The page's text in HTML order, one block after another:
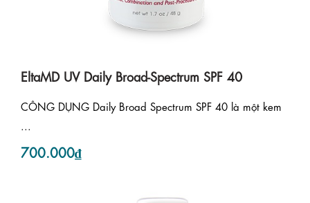
EltaMD UV Daily Broad-Spectrum SPF 40
CÔNG DỤNG Daily Broad Spectrum SPF 40 là một kem
700.000₫